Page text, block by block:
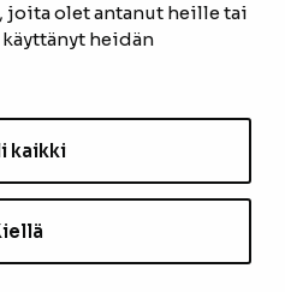
olet antanut heille tai
heidän
kaikki